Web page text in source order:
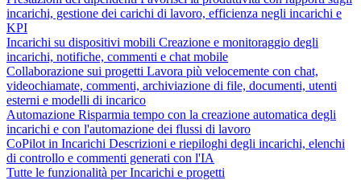
incarichi, gestione dei carichi di lavoro, efficienza negli incarichi e
KPI
Incarichi su dispositivi mobili Creazione e monitoraggio degli
incarichi, notifiche, commenti e chat mobile
Collaborazione sui progetti Lavora più velocemente con chat,
videochiamate, commenti, archiviazione di file, documenti, utenti
esterni e modelli di incarico
Automazione Risparmia tempo con la creazione automatica degli
incarichi e con l'automazione dei flussi di lavoro
CoPilot in Incarichi Descrizioni e riepiloghi degli incarichi, elenchi
di controllo e commenti generati con l'IA
Tutte le funzionalità per Incarichi e progetti